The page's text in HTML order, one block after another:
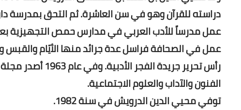
دراسته للقرآن وهو في سن العاشرة. ثم التحق بمدرسة
عمل في الصحافة فراسل عدة جرائد منها الأيّام والقبس
رأس تحرير جريدة
الفنون والآداب والعلوم الاجتماعية.
توفي محيي الدين الدرويش في سنة 1982.